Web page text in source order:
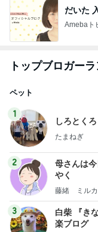
だいた
Amebaト
トップブロガー
ペット
1
しろとく
たまねぎ
2
母さんは
やく
藤緒 ミルカ
3
白柴 『き
楽ブログ